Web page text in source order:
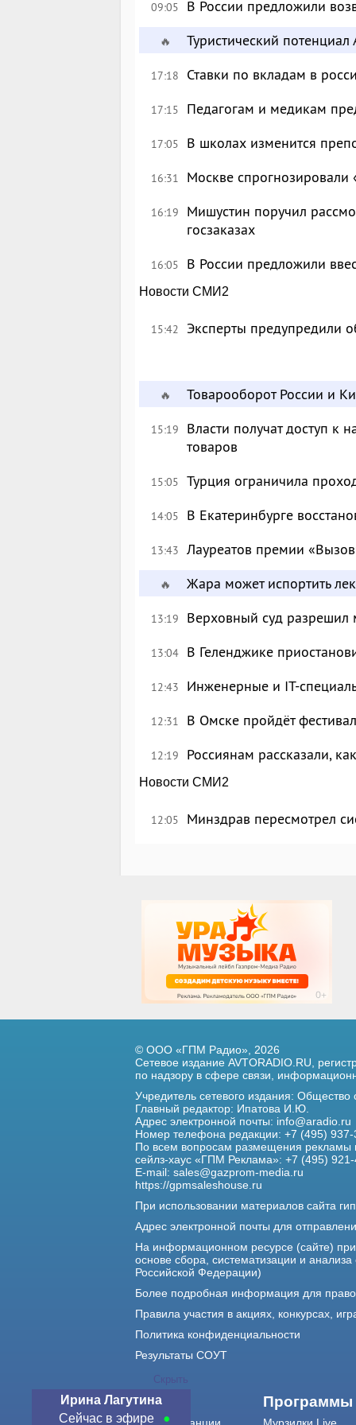
09:05 В России предложили
🔥 Туристический
17:18 Ставки по вкладам в
17:15 Педагогам и медикам
17:05 В школах изменится
16:31 Москве спрогнозировали
16:19
Мишустин поручил
госзаказах
16:05 В России предложили
Новости СМИ2
15:42 Эксперты предупредили
🔥 Товарооборот России и
15:19
Власти получат доступ к
товаров
15:05 Турция ограничила
14:05 В Екатеринбурге
13:43 Лауреатов премии
🔥 Жара может испортить
13:19 Верховный суд
13:04 В Геленджике
12:43 Инженерные и IT-
12:31 В Омске пройдёт
12:19 Россиянам рассказали,
Новости СМИ2
12:05 Минздрав пересмотрел
Скрыть
Ирина Лагутина
Сейчас в эфире
© ООО «ГПМ Радио», 2026
Сетевое издание AVTORADIO.RU,
по надзору в сфере связи,
Учредитель сетевого издания:
Главный редактор: Ипатова И.Ю.
Адрес электронной почты: info@aradio.ru
Номер телефона редакции: +7 (495) 937-
По всем вопросам размещения рекламы
сейлз-хаус «ГПМ Реклама»: +7 (495)
E-mail: sales@gazprom-media.ru
https://gpmsaleshouse.ru
При использовании материалов сайта
Адрес электронной почты для
На информационном ресурсе (сайте)
основе сбора, систематизации и
Российской Федерации)
Более подробная информация для
Правила участия в акциях, конкурсах,
Политика конфиденциальности
Результаты СОУТ
О нас Программы